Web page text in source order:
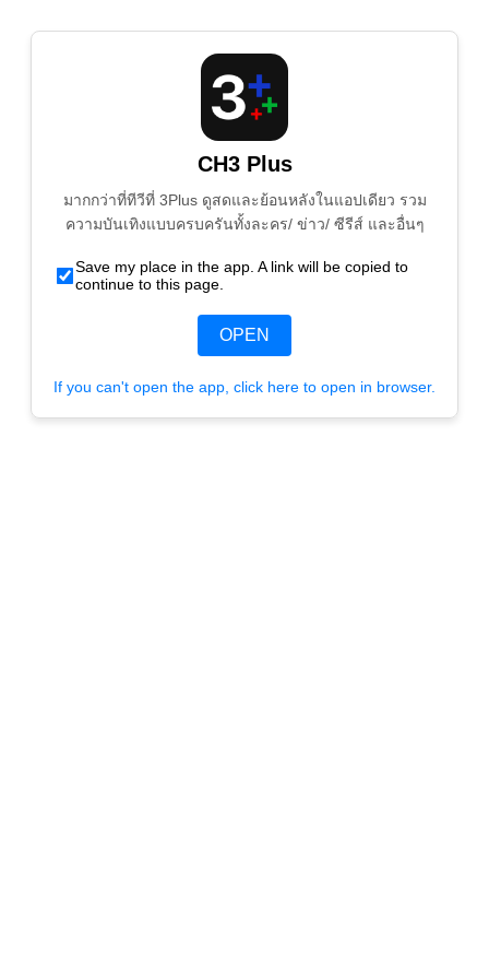
CH3 Plus
มากกว่าที่ทีวีที่ 3Plus ดูสดและย้อนหลังในแอปเดียว รวม
ความบันเทิงแบบครบครันทั้งละคร/ ข่าว/ ซีรีส์ และอื่นๆ
Save my place in the app. A link will be copied to
continue to this page.
OPEN
If you can't open the app, click here to open in browser.